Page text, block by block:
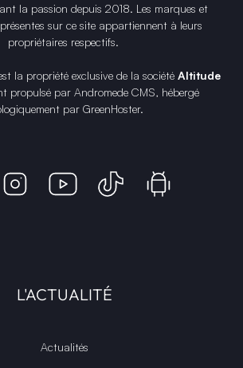
la passion depuis 2018. Les marques et
sur ce site appartiennent à leurs
propriétaires respectifs.
la propriété exclusive de la société Altitude
propulsé par Andromede CMS, hébergé
par GreenHoster.
L'ACTUALITÉ
Actualités